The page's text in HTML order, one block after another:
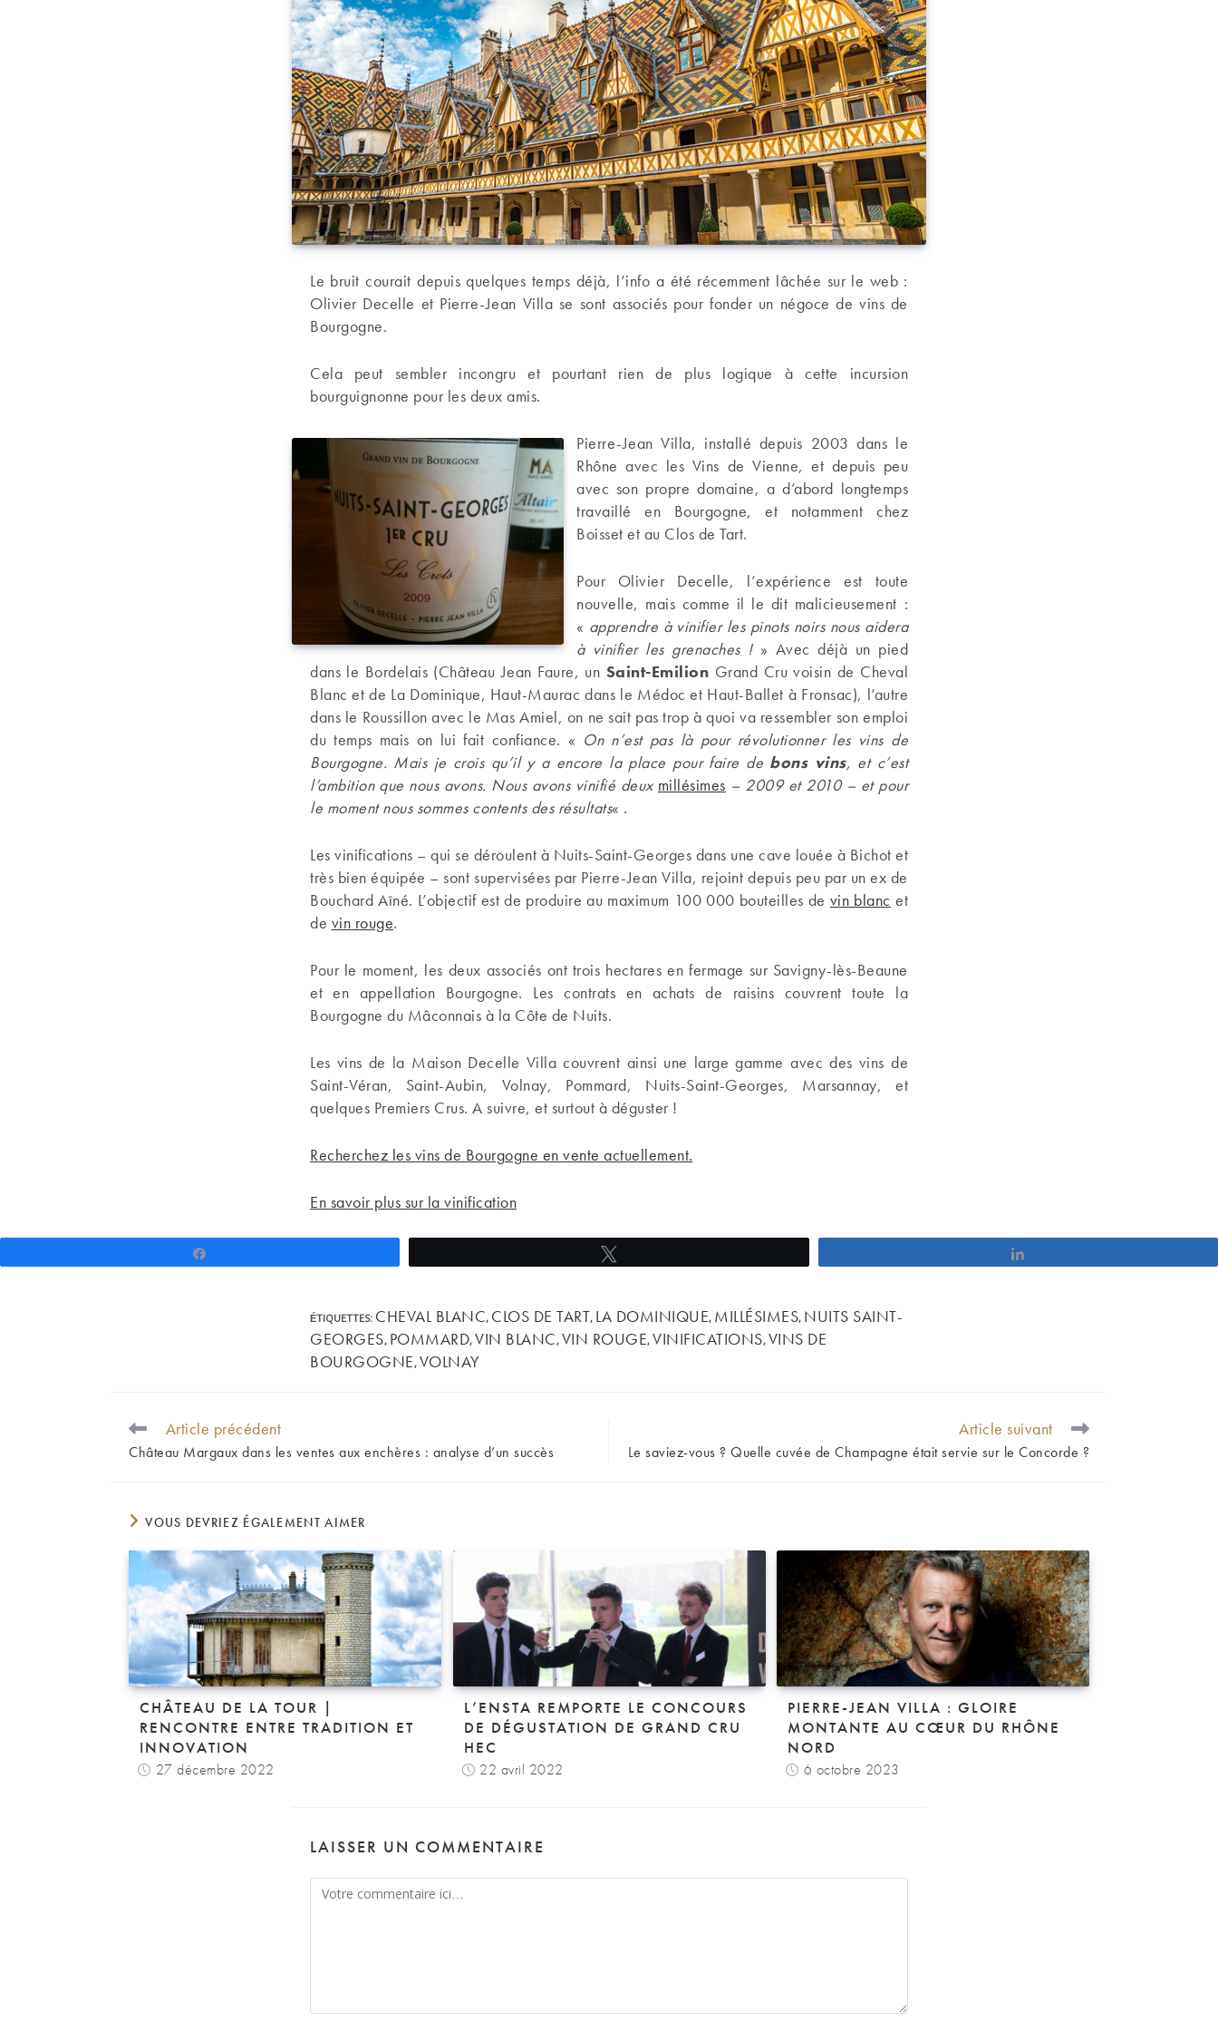
Le bruit courait depuis quelques temps déjà, l’info a été récemment lâchée sur le web :
Olivier Decelle et Pierre-Jean Villa se sont associés pour fonder un négoce de vins de
Bourgogne.
Cela peut sembler incongru et pourtant rien de plus logique à cette incursion
bourguignonne pour les deux amis.
Pierre-Jean Villa, installé depuis 2003 dans le
Rhône avec les Vins de Vienne, et depuis peu
avec son propre domaine, a d’abord longtemps
travaillé en Bourgogne, et notamment chez
Boisset et au Clos de Tart.
Pour Olivier Decelle, l’expérience est toute
nouvelle, mais comme il le dit malicieusement :
« apprendre à vinifier les pinots noirs nous aidera
à vinifier les grenaches !» Avec déjà un pied
dans le Bordelais (Château Jean Faure, un Saint-Emilion Grand Cru voisin de Cheval
Blanc et de La Dominique, Haut-Maurac dans le Médoc et Haut-Ballet à Fronsac), l’autre
dans le Roussillon avec le Mas Amiel, on ne sait pas trop à quoi va ressembler son emploi
du temps mais on lui fait confiance. « On n’est pas là pour révolutionner les vins de
Bourgogne. Mais je crois qu’il y a encore la place pour faire de bons vins, et c’est
l’ambition que nous avons. Nous avons vinifié deux millésimes – 2009 et 2010 – et pour
le moment nous sommes contents des résultats« .
Les vinifications – qui se déroulent à Nuits-Saint-Georges dans une cave louée à Bichot et
très bien équipée – sont supervisées par Pierre-Jean Villa, rejoint depuis peu par un ex de
Bouchard Aîné. L’objectif est de produire au maximum 100 000 bouteilles de vin blanc et
de vin rouge.
Pour le moment, les deux associés ont trois hectares en fermage sur Savigny-lès-Beaune
et en appellation Bourgogne. Les contrats en achats de raisins couvrent toute la
Bourgogne du Mâconnais à la Côte de Nuits.
Les vins de la Maison Decelle Villa couvrent ainsi une large gamme avec des vins de
Saint-Véran, Saint-Aubin, Volnay, Pommard, Nuits-Saint-Georges, Marsannay, et
quelques Premiers Crus. A suivre, et surtout à déguster !
Recherchez les vins de Bourgogne en vente actuellement.
En savoir plus sur la vinification
ÉTIQUETTES: CHEVAL BLANC, CLOS DE TART, LA DOMINIQUE, MILLÉSIMES, NUITS SAINT-
GEORGES, POMMARD, VIN BLANC, VIN ROUGE, VINIFICATIONS, VINS DE
BOURGOGNE, VOLNAY
READ
MORE
ARTICLES
Article précédent
Château Margaux dans les ventes aux enchères : analyse d’un succès
Article suivant
Le saviez-vous ? Quelle cuvée de Champagne était servie sur le Concorde ?
VOUS DEVRIEZ ÉGALEMENT AIMER
CHÂTEAU DE LA TOUR |
RENCONTRE ENTRE TRADITION ET
INNOVATION
27 décembre 2022
L’ENSTA REMPORTE LE CONCOURS
DE DÉGUSTATION DE GRAND CRU
HEC
22 avril 2022
PIERRE-JEAN VILLA : GLOIRE
MONTANTE AU CŒUR DU RHÔNE
NORD
6 octobre 2023
LAISSER UN COMMENTAIRE
Comment